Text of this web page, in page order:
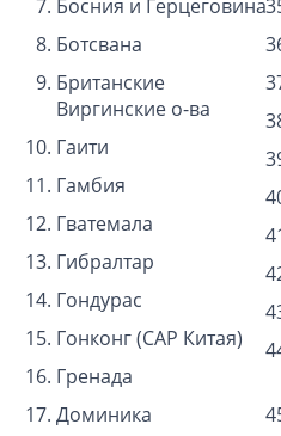
Босния и Герцеговина
Ботсвана
Британские
Виргинские о-ва
Гаити
Гамбия
Гватемала
Гибралтар
Гондурас
Гонконг (САР Китая)
Гренада
Доминика